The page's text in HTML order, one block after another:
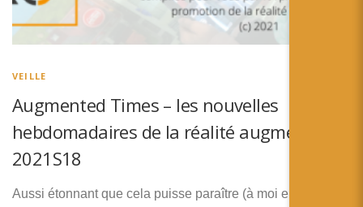
VEILLE
Augmented Times – les nouvelles
hebdomadaires de la réalité augmentée –
2021S18
Aussi étonnant que cela puisse paraître (à moi en tout cas)